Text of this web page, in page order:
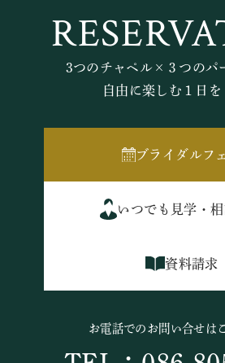
3つのチャペル×３つのパ
自由に楽しむ１日を
ブライダルフ
いつでも見学・
資料請求
お電話でのお問い合せは